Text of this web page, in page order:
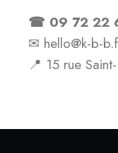
☎ 09 72 22
✉ hello@k-b-
📍 15 rue